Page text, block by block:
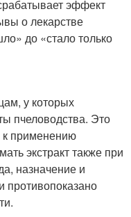
эффект
о лекарстве
до «стало только
у которых
пчеловодства. Это
к применению
экстракт также при
назначение и
противопоказано